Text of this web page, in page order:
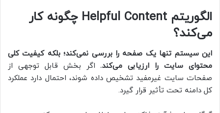
الگوریتم Helpful Content چگونه کار
می‌کند؟
این سیستم تنها یک صفحه را بررسی نمی‌کند؛ بلکه کیفیت کلی
محتوای سایت را ارزیابی می‌کند.اگر بخش قابل توجهی از
صفحات سایت غیرمفید تشخیص داده شوند، احتمال دارد عملکرد
کل دامنه تحت تأثیر قرار گیرد.